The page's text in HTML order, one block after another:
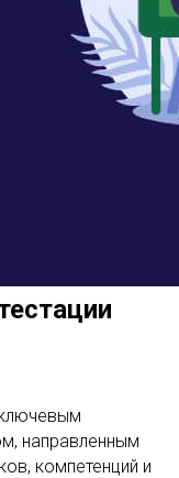
направленным
компетенций и